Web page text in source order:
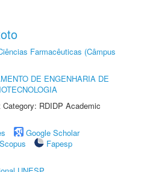
Farmacêuticas (Câmpus
DE ENGENHARIA DE
RDIDP Academic
Google Scholar
Scopus
Fapesp